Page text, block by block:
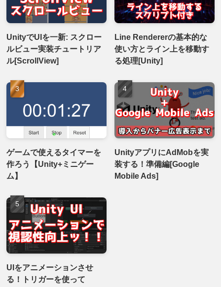
UnityでUIを一新: スクロー
ルビュー実装チュートリア
ル[ScrollView]
Line Rendererの基本的な
使い方とライン上を移動す
る処理[Unity]
ゲームで使えるタイマーを
作ろう【Unity+ミニゲー
ム】
UnityアプリにAdMobを実
装する！準備編[Google
Mobile Ads]
UIをアニメーションさせ
る！トリガーを使って